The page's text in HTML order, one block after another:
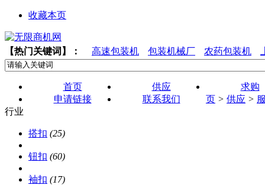
收藏本页
【热门关键词】： 高速包装机 包装机械厂 农药包装机
首页 供应
求购
申请链接
联系我们 页 > 供应 >
行业
搭扣 (25)
钮扣 (60)
袖扣 (17)